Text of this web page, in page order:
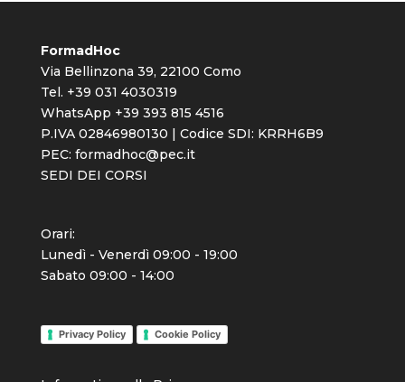
FormadHoc
Via Bellinzona 39, 22100 Como
Tel. +39 031 4030319
WhatsApp +39 393 815 4516
P.IVA 02846980130 | Codice SDI: KRRH6B9
PEC: formadhoc@pec.it
SEDI DEI CORSI
Orari:
Lunedì - Venerdì 09:00 - 19:00
Sabato 09:00 - 14:00
Privacy Policy Cookie Policy